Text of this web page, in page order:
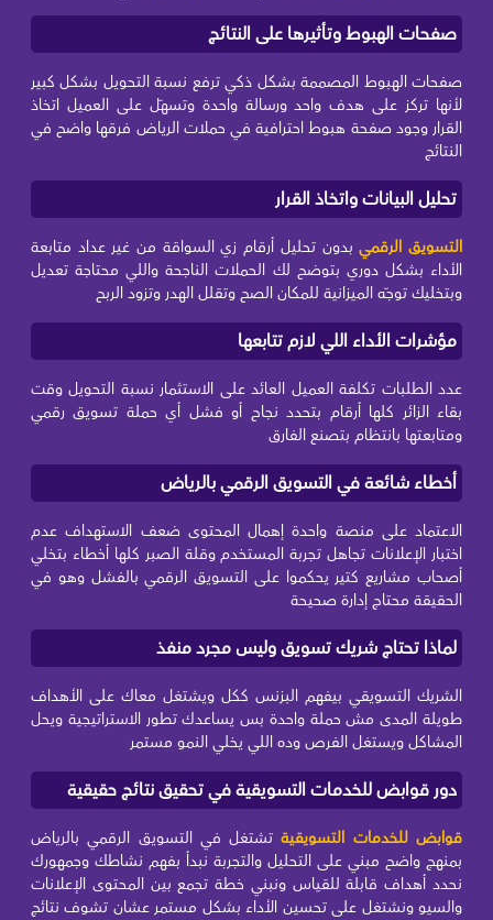
صفحات الهبوط وتأثيرها على النتائج
صفحات الهبوط المصممة بشكل ذكي ترفع نسبة التحويل بشكل كبير
لأنها تركز على هدف واحد ورسالة واحدة وتسهّل على العميل اتخاذ
القرار وجود صفحة هبوط احترافية في حملات الرياض فرقها واضح في
النتائج
تحليل البيانات واتخاذ القرار
التسويق الرقميبدون تحليل أرقام زي السواقة من غير عداد متابعة
الأداء بشكل دوري بتوضح لك الحملات الناجحة واللي محتاجة تعديل
وبتخليك توجّه الميزانية للمكان الصح وتقلل الهدر وتزود الربح
مؤشرات الأداء اللي لازم تتابعها
عدد الطلبات تكلفة العميل العائد على الاستثمار نسبة التحويل وقت
بقاء الزائر كلها أرقام بتحدد نجاح أو فشل أي حملة تسويق رقمي
ومتابعتها بانتظام بتصنع الفارق
أخطاء شائعة في التسويق الرقمي بالرياض
الاعتماد على منصة واحدة إهمال المحتوى ضعف الاستهداف عدم
اختبار الإعلانات تجاهل تجربة المستخدم وقلة الصبر كلها أخطاء بتخلي
أصحاب مشاريع كتير يحكموا على التسويق الرقمي بالفشل وهو في
الحقيقة محتاج إدارة صحيحة
لماذا تحتاج شريك تسويق وليس مجرد منفذ
الشريك التسويقي بيفهم البزنس ككل ويشتغل معاك على الأهداف
طويلة المدى مش حملة واحدة بس يساعدك تطور الاستراتيجية ويحل
المشاكل ويستغل الفرص وده اللي يخلي النمو مستمر
دور قوابض للخدمات التسويقية في تحقيق نتائج حقيقية
قوابض للخدمات التسويقيةتشتغل في التسويق الرقمي بالرياض
بمنهج واضح مبني على التحليل والتجربة نبدأ بفهم نشاطك وجمهورك
نحدد أهداف قابلة للقياس ونبني خطة تجمع بين المحتوى الإعلانات
والسيو ونشتغل على تحسين الأداء بشكل مستمر عشان تشوف نتائج